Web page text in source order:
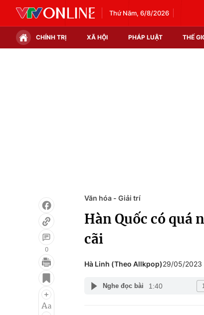
Thứ Năm, 6/8/2026
CHÍNH TRỊ XÃ HỘI PHÁP LUẬT THẾ
Điện ảnh
Âm nhạc
Du lịch
0
Văn hóa - Giải trí
Hàn Quốc có quá
cãi
Hà Linh (Theo Allkpop)29/05/2023
Nghe đọc bài 1:40